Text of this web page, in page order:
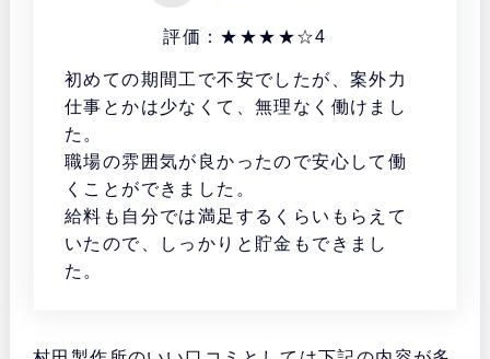
評価：★★★★☆4
初めての期間工で不安でしたが、案外力
仕事とかは少なくて、無理なく働けまし
た。
職場の雰囲気が良かったので安心して働
くことができました。
給料も自分では満足するくらいもらえて
いたので、しっかりと貯金もできまし
た。